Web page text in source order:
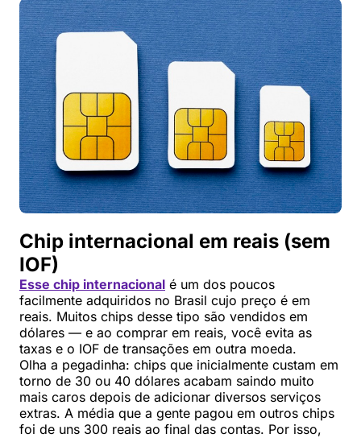
Chip internacional em reais (sem
IOF)
Esse chip internacional é um dos poucos
facilmente adquiridos no Brasil cujo preço é em
reais. Muitos chips desse tipo são vendidos em
dólares — e ao comprar em reais, você evita as
taxas e o IOF de transações em outra moeda.
Olha a pegadinha: chips que inicialmente custam em
torno de 30 ou 40 dólares acabam saindo muito
mais caros depois de adicionar diversos serviços
extras. A média que a gente pagou em outros chips
foi de uns 300 reais ao final das contas. Por isso,